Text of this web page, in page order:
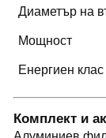
Диаметър на
Мощност
Енергиен клас
Комплект и